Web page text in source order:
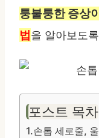
퉁불퉁한 증상
법 을 알아보도
포스트 목차
1.손톱 세로줄,